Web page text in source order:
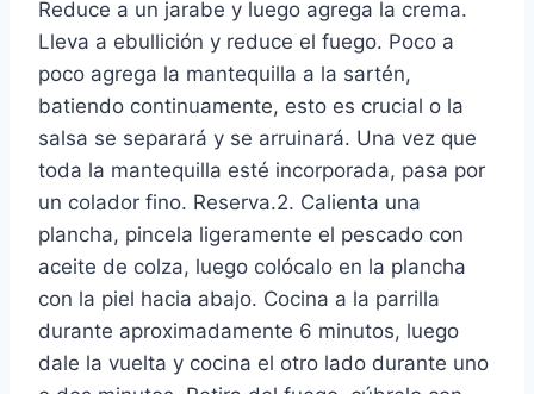
Reduce a un jarabe y luego agrega la crema.
Lleva a ebullición y reduce el fuego. Poco a
poco agrega la mantequilla a la sartén,
batiendo continuamente, esto es crucial o la
salsa se separará y se arruinará. Una vez que
toda la mantequilla esté incorporada, pasa por
un colador fino. Reserva.2. Calienta una
plancha, pincela ligeramente el pescado con
aceite de colza, luego colócalo en la plancha
con la piel hacia abajo. Cocina a la parrilla
durante aproximadamente 6 minutos, luego
dale la vuelta y cocina el otro lado durante uno